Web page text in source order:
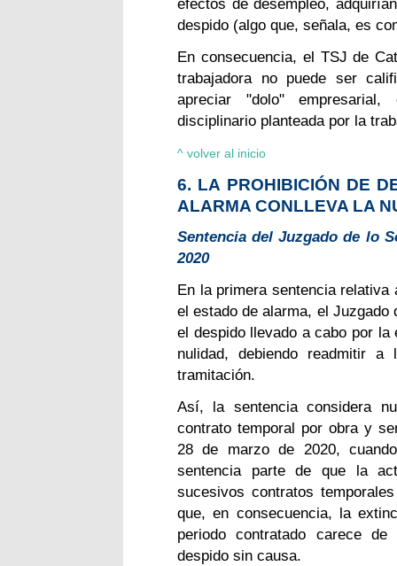
efectos de desempleo,
despido (algo que, señala, es
En consecuencia, el TSJ de
trabajadora no puede ser
apreciar "dolo" empresarial,
disciplinario planteada por la
^ volver al inicio
6. LA PROHIBICIÓN DE
ALARMA CONLLEVA LA
Sentencia del Juzgado de lo
2020
En la primera sentencia
el estado de alarma, el Juzgado
el despido llevado a cabo por
nulidad, debiendo readmitir
tramitación.
Así, la sentencia considera
contrato temporal por obra y
28 de marzo de 2020,
sentencia parte de que la
sucesivos contratos
que, en consecuencia, la
periodo contratado carece
despido sin causa.